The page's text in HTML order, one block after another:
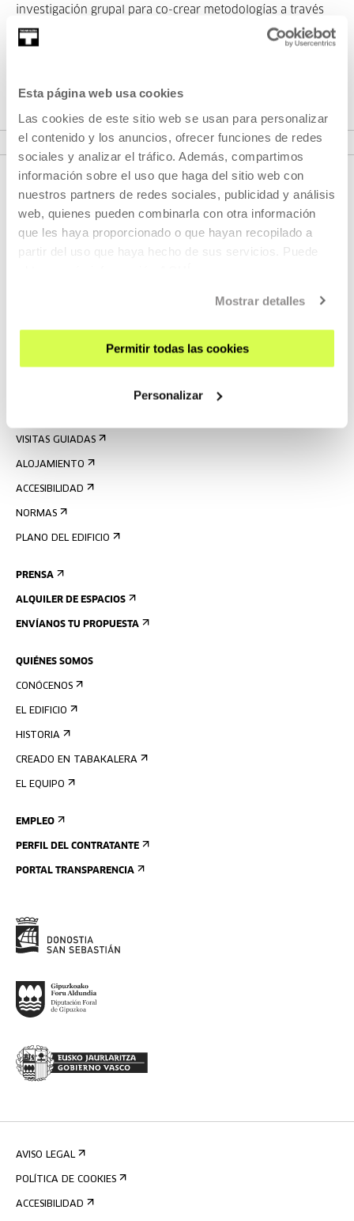
Esta página web usa cookies
Las cookies de este sitio web se usan para personalizar
el contenido y los anuncios, ofrecer funciones de redes
sociales y analizar el tráfico. Además, compartimos
información sobre el uso que haga del sitio web con
nuestros partners de redes sociales, publicidad y análisis
web, quienes pueden combinarla con otra información
que les haya proporcionado o que hayan recopilado a
partir del uso que haya hecho de sus servicios. Puede
Mostrar detalles
Permitir todas las cookies
Personalizar
investigación grupal para co-crear metodologías a través
de la validación de la experiencia personal y grupal.
AGENDA
VISÍTANOS
VISITAS GUIADAS
ALOJAMIENTO
ACCESIBILIDAD
NORMAS
PLANO DEL EDIFICIO
PRENSA
ALQUILER DE ESPACIOS
ENVÍANOS TU PROPUESTA
QUIÉNES SOMOS
CONÓCENOS
EL EDIFICIO
HISTORIA
CREADO EN TABAKALERA
EL EQUIPO
EMPLEO
PERFIL DEL CONTRATANTE
PORTAL TRANSPARENCIA
AVISO LEGAL
POLÍTICA DE COOKIES
ACCESIBILIDAD